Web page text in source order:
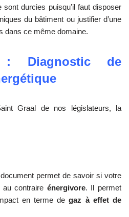
durcies puisqu’il faut disposer
du bâtiment ou justifier d’une
dans ce même domaine.
Diagnostic de
Graal de nos législateurs, la
permet de savoir si votre
au contraire énergivore. Il permet
en terme degaz à effet de